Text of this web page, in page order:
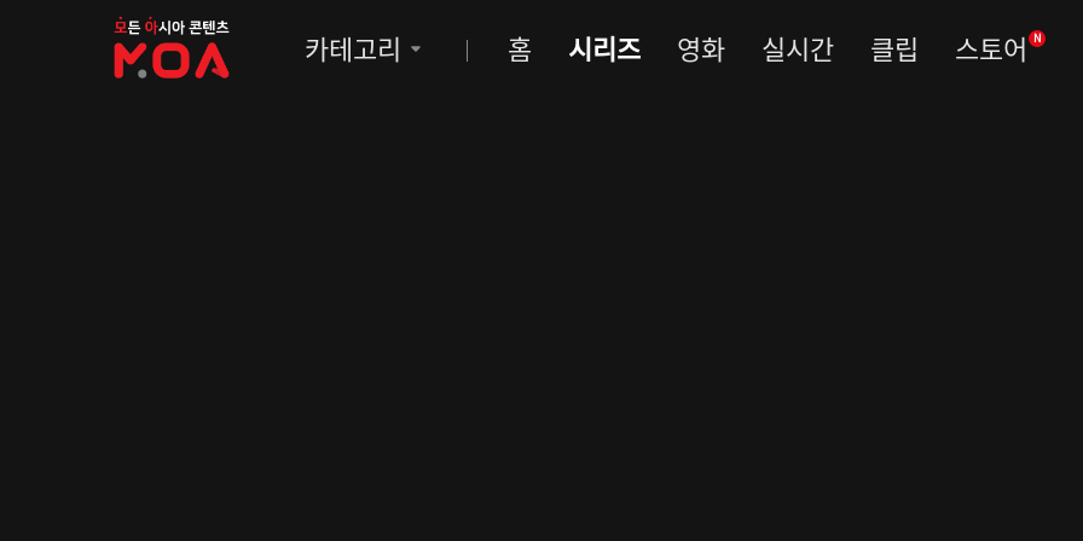
MOA
카테고리 홈 시리즈 영화 실시간 클립 스토어 N